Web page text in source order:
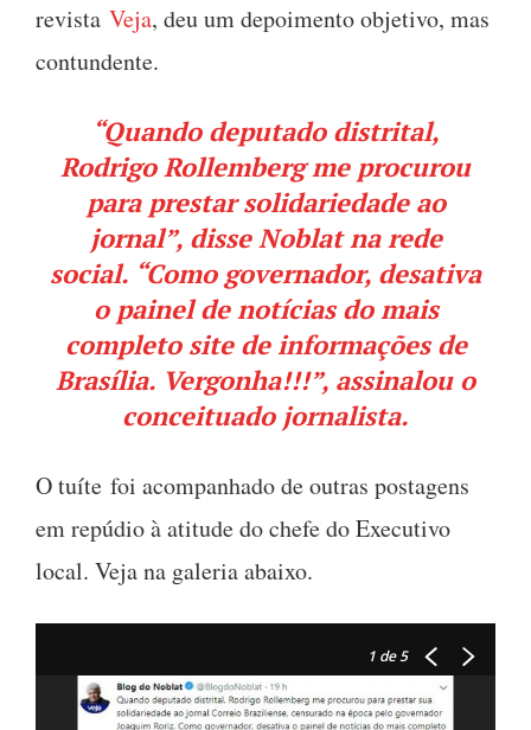
revista Veja, deu um depoimento objetivo, mas
contundente.
“Quando deputado distrital,
Rodrigo Rollemberg me procurou
para prestar solidariedade ao
jornal”, disse Noblat na rede
social. “Como governador, desativa
o painel de notícias do mais
completo site de informações de
Brasília. Vergonha!!!”, assinalou o
conceituado jornalista.
O tuíte foi acompanhado de outras postagens
em repúdio à atitude do chefe do Executivo
local. Veja na galeria abaixo.
1 de 5